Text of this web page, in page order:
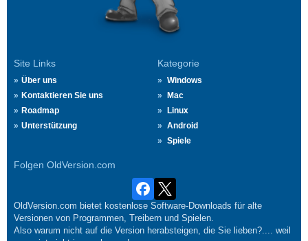
Site Links
Über uns
Kontaktieren Sie uns
Roadmap
Unterstützung
Kategorie
Windows
Mac
Linux
Android
Spiele
Folgen OldVersion.com
OldVersion.com bietet kostenlose Software-Downloads für alte
Versionen von Programmen, Treibern und Spielen.
Also warum nicht auf die Version herabsteigen, die Sie lieben?.... weil